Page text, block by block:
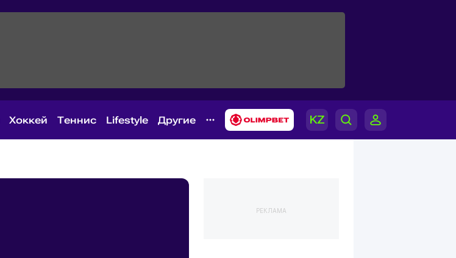
Хоккей Теннис Lifestyle Другие
РЕКЛАМА